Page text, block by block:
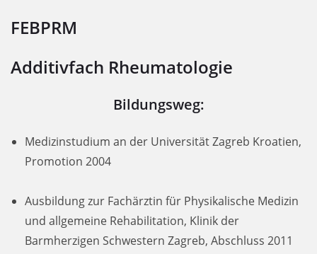
FEBPRM
Additivfach Rheumatologie
Bildungsweg:
Medizinstudium an der Universität Zagreb Kroatien,
Promotion 2004
Ausbildung zur Fachärztin für Physikalische Medizin
und allgemeine Rehabilitation, Klinik der
Barmherzigen Schwestern Zagreb, Abschluss 2011